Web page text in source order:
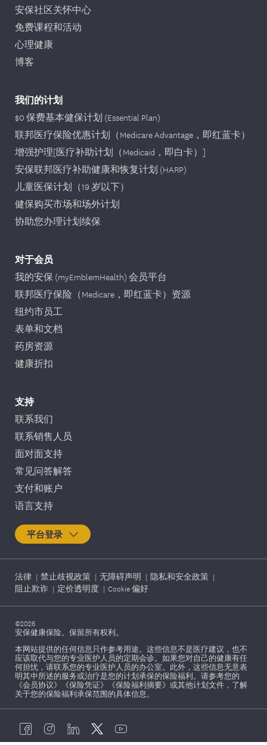
安保社区关怀中心
免费课程和活动
心理健康
博客
我们的计划
$0 保费基本健保计划 (Essential Plan)
联邦医疗保险优惠计划（Medicare Advantage，即红蓝卡）
增强护理[医疗补助计划（Medicaid，即白卡）]
安保联邦医疗补助健康和恢复计划 (HARP)
儿童医保计划（19 岁以下）
健保购买市场和场外计划
协助您办理计划续保
对于会员
我的安保 (myEmblemHealth) 会员平台
联邦医疗保险（Medicare，即红蓝卡）资源
纽约市员工
表单和文档
药房资源
健康折扣
支持
联系我们
联系销售人员
面对面支持
常见问答解答
支付和账户
语言支持
平台登录
法律 | 禁止歧视政策 | 无障碍声明 | 隐私和安全政策 |
阻止欺诈 | 定价透明度 | Cookie 偏好
©2026
安保健康保险。保留所有权利。
本网站提供的任何信息只作参考用途。这些信息不是医疗建议，也不
应该取代与您的专业医护人员的定期会诊。如果您对自己的健康有任
何担忧，请联系您的专业医护人员的办公室。此外，这些信息无意表
明其中所述的服务或治疗是您的计划承保的保险福利。请参考您的
《会员协议》《保险凭证》《保险福利摘要》或其他计划文件，了解
关于您的保险福利承保范围的具体信息。